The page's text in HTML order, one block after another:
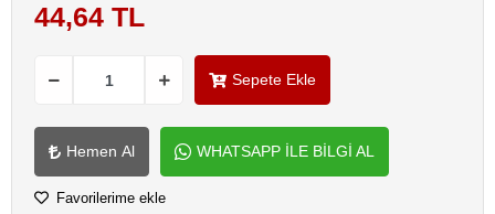
44,64 TL
Sepete Ekle
Hemen Al WHATSAPP İLE BİLGİ AL
Favorilerime ekle